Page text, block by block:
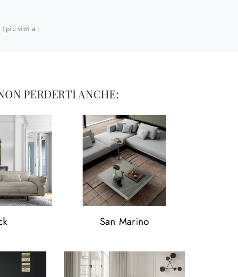
I più visti a :
PERDERTI ANCHE:
San Marino